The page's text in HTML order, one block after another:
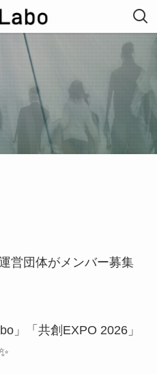
営団体がメンバー募集
」「共創EXPO 2026」